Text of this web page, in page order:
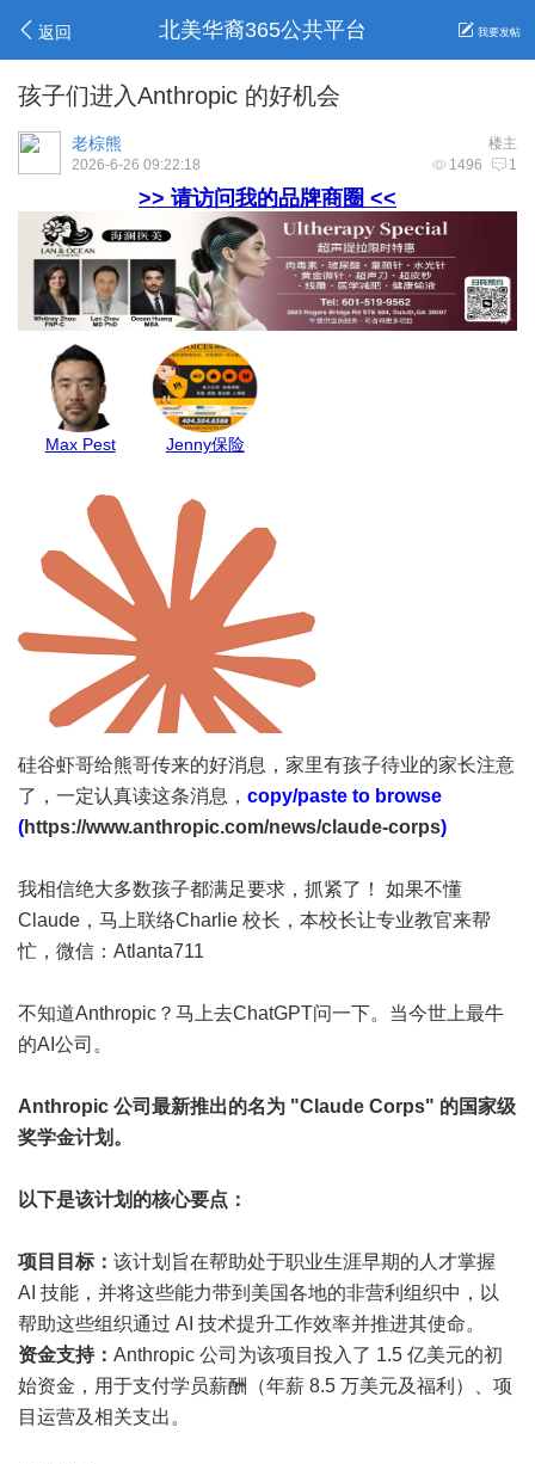
返回 北美华裔365公共平台 我要发帖
孩子们进入Anthropic 的好机会
楼主
老棕熊
1496 1
2026-6-26 09:22:18
>> 请访问我的品牌商圈 <<
Belinda保险 GJ保险
硅谷虾哥给熊哥传来的好消息，家里有孩子待业的家长注意
了，一定认真读这条消息， copy/paste to browse
(https://www.anthropic.com/news/claude-corps)
我相信绝大多数孩子都满足要求，抓紧了！ 如果不懂
Claude，马上联络Charlie 校长，本校长让专业教官来帮
忙，微信：Atlanta711
不知道Anthropic？马上去ChatGPT问一下。当今世上最牛
的AI公司。
Anthropic 公司最新推出的名为 "Claude Corps" 的国家级
奖学金计划。
以下是该计划的核心要点：
项目目标： 该计划旨在帮助处于职业生涯早期的人才掌握
AI 技能，并将这些能力带到美国各地的非营利组织中，以
帮助这些组织通过 AI 技术提升工作效率并推进其使命。
资金支持： Anthropic 公司为该项目投入了 1.5 亿美元的初
始资金，用于支付学员薪酬（年薪 8.5 万美元及福利）、项
目运营及相关支出。